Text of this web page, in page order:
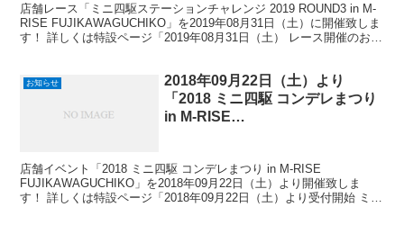
店舗レース「ミニ四駆ステーションチャレンジ 2019 ROUND3 in M-
RISE FUJIKAWAGUCHIKO」を2019年08月31日（土）に開催致しま
す！ 詳しくは特設ページ「2019年08月31日（土） レース開催のお知
お知らせ
2018年09月22日（土）より
「2018 ミニ四駆 コンデレまつり
in M-RISE
店舗イベント「2018 ミニ四駆 コンデレまつり in M-RISE
FUJIKAWAGUCHIKO」を2018年09月22日（土）より開催致しま
す！ 詳しくは特設ページ「2018年09月22日（土）より受付開始 ミニ